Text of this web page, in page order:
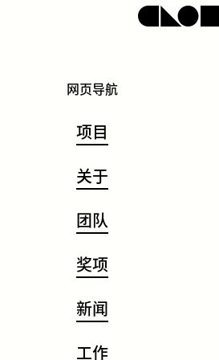
网页导航
项目
关于
团队
奖项
新闻
工作